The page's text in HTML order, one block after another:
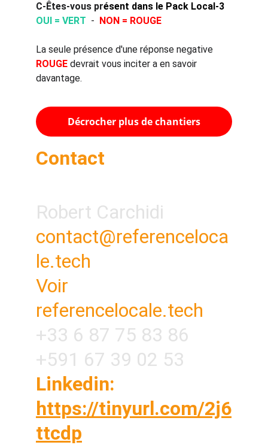
C-Êtes-vous présent dans le Pack Local-3
OUI = VERT - NON = ROUGE
La seule présence d'une réponse negative
ROUGE devrait vous inciter a en savoir
davantage.
Décrocher plus de chantiers
Contact
Robert Carchidi
contact@referenceloca
le.tech
Voir
referencelocale.tech
+33 6 87 75 83 86
+591 67 39 02 53
Linkedin:
https://tinyurl.com/2j6
ttcdp